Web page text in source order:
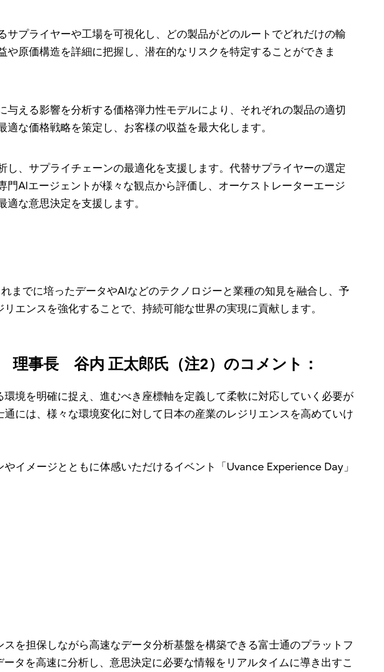
プライヤーや工場を可視化し、どの製品がどのルートでどれだけの輸
原価構造を詳細に把握し、潜在的なリスクを特定することができま
える影響を分析する価格弾力性モデルにより、それぞれの製品の適切
な価格戦略を策定し、お客様の収益を最大化します。
、サプライチェーンの最適化を支援します。代替サプライヤーの選定
AIエージェントが様々な観点から評価し、オーケストレーターエージ
な意思決定を支援します。
までに培ったデータやAIなどのテクノロジーと業種の知見を融合し、予
エンスを強化することで、持続可能な世界の実現に貢献します。
事長 谷内 正太郎氏（注2）のコメント：
境を明確に捉え、進むべき座標軸を定義して柔軟に対応していく必要が
には、様々な環境変化に対して日本の産業のレジリエンスを高めていけ
イメージとともに体感いただけるイベント「Uvance Experience Day」
を担保しながら高速なデータ分析基盤を構築できる富士通のプラットフ
タを高速に分析し、意思決定に必要な情報をリアルタイムに導き出すこ